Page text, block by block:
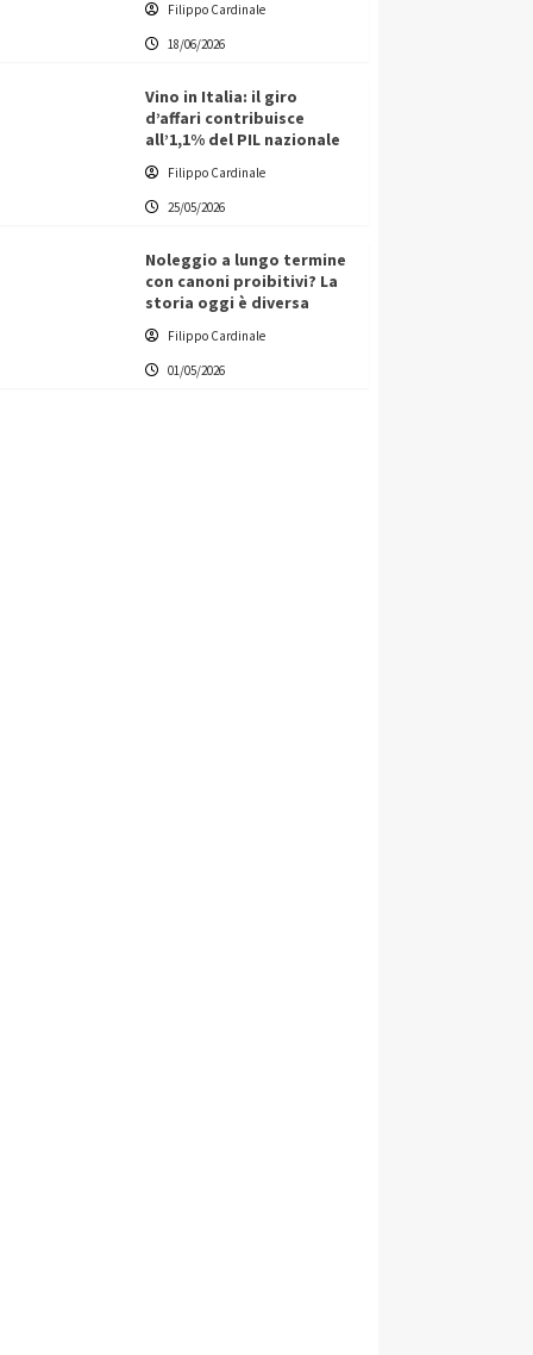
Filippo Cardinale
18/06/2026
Vino in Italia: il giro
d’affari contribuisce
all’1,1% del PIL nazionale
Filippo Cardinale
25/05/2026
Noleggio a lungo termine
con canoni proibitivi? La
storia oggi è diversa
Filippo Cardinale
01/05/2026